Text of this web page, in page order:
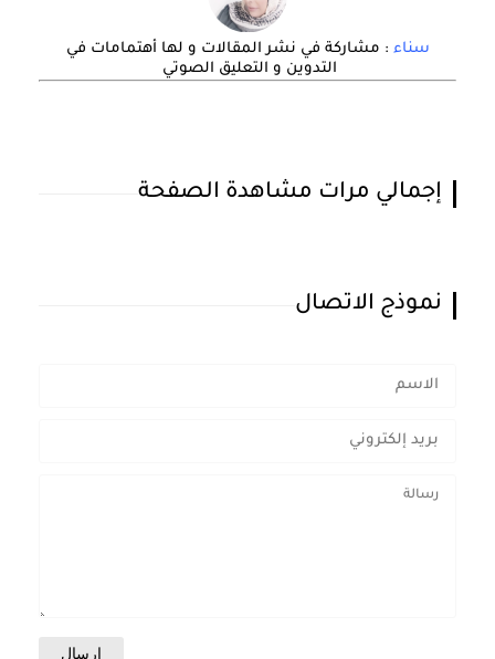
سناء : مشاركة في نشر المقالات و لها أهتمامات في
التدوين و التعليق الصوتي
إجمالي مرات مشاهدة الصفحة
نموذج الاتصال